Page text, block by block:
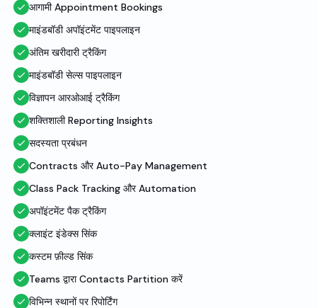
आगामी Appointment Bookings
माइंडबॉडी अपॉइंटमेंट पाइपलाइन
अंतिम खरीदारी ट्रैकिंग
माइंडबॉडी सेल्स पाइपलाइन
विज्ञापन आरओआई ट्रैकिंग
शक्तिशाली Reporting Insights
सदस्यता प्रबंधन
Contracts और Auto-Pay Management
Class Pack Tracking और Automation
अपॉइंटमेंट पैक ट्रैकिंग
क्लाइंट इंडेक्स सिंक
कस्टम फ़ील्ड सिंक
Teams द्वारा Contacts Partition करें
विभिन्न स्थानों पर रिपोर्टिंग